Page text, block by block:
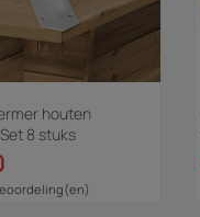
houten
8 stuks